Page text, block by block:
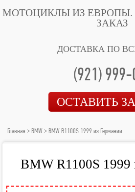
МОТОЦИКЛЫ ИЗ ЕВРОПЫ.
ЗАКАЗ
ДОСТАВКА ПО
(921)
ОСТАВИТЬ
Главная > BMW> BMW R1100S 1999 из Германии
BMW R1100S 1999